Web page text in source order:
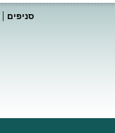
| סניפים